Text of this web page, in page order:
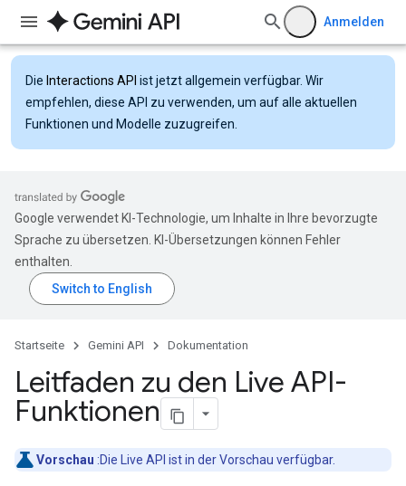
Anmelden
Die Interactions API ist jetzt allgemein verfügbar. Wir
empfehlen, diese API zu verwenden, um auf alle aktuellen
Funktionen und Modelle zuzugreifen.
Google verwendet KI-Technologie, um Inhalte in Ihre bevorzugte
Sprache zu übersetzen. KI-Übersetzungen können Fehler
enthalten.
Startseite Gemini API Dokumentation
Leitfaden zu den Live API-
Funktionen
Vorschau :Die Live API ist in der Vorschau verfügbar.